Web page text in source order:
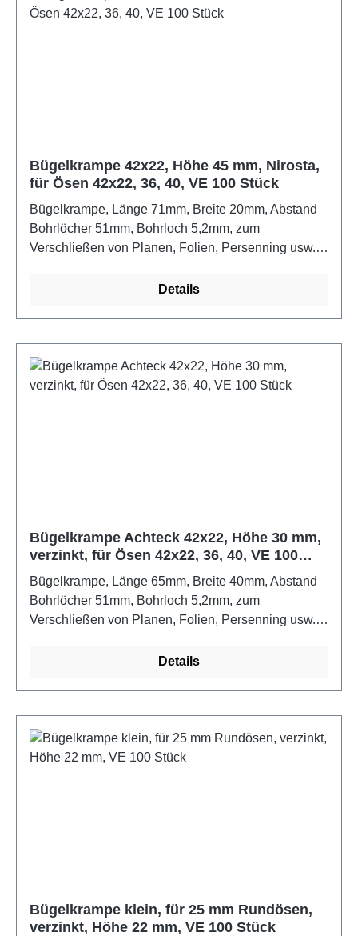
Ausstattung bedeutet, dass das Garn des
Bügelkrampe 42x22, Höhe 45 mm, Nirosta,
für Ösen 42x22, 36, 40, VE 100 Stück
Bügelkrampe, Länge 71mm, Breite 20mm, Abstand
Bohrlöcher 51mm, Bohrloch 5,2mm, zum
Verschließen von Planen, Folien, Persenning usw.
Details
Bügelkrampe Achteck 42x22, Höhe 30 mm,
verzinkt, für Ösen 42x22, 36, 40, VE 100
Stück
Bügelkrampe, Länge 65mm, Breite 40mm, Abstand
Bohrlöcher 51mm, Bohrloch 5,2mm, zum
Verschließen von Planen, Folien, Persenning usw.
Details
Bügelkrampe klein, für 25 mm Rundösen,
verzinkt, Höhe 22 mm, VE 100 Stück